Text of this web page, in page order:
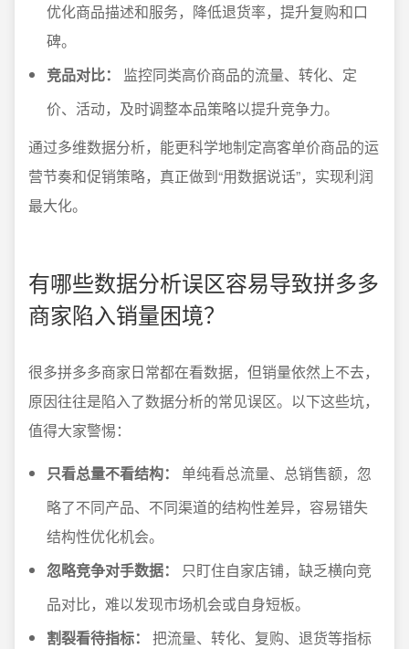
优化商品描述和服务，降低退货率，提升复购和口
碑。
竞品对比：
监控同类高价商品的流量、转化、定
价、活动，及时调整本品策略以提升竞争力。
通过多维数据分析，能更科学地制定高客单价商品的运
营节奏和促销策略，真正做到“用数据说话”，实现利润
最大化。
有哪些数据分析误区容易导致拼多多
商家陷入销量困境？
很多拼多多商家日常都在看数据，但销量依然上不去，
原因往往是陷入了数据分析的常见误区。以下这些坑，
值得大家警惕：
只看总量不看结构：
单纯看总流量、总销售额，忽
略了不同产品、不同渠道的结构性差异，容易错失
结构性优化机会。
忽略竞争对手数据：
只盯住自家店铺，缺乏横向竞
品对比，难以发现市场机会或自身短板。
割裂看待指标：
把流量、转化、复购、退货等指标